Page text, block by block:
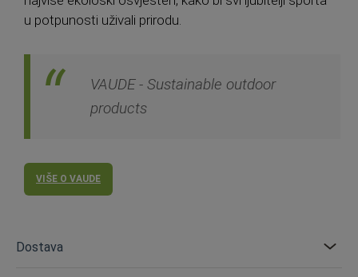
u potpunosti uživali prirodu.
VAUDE - Sustainable outdoor
products
VIŠE O VAUDE
Dostava